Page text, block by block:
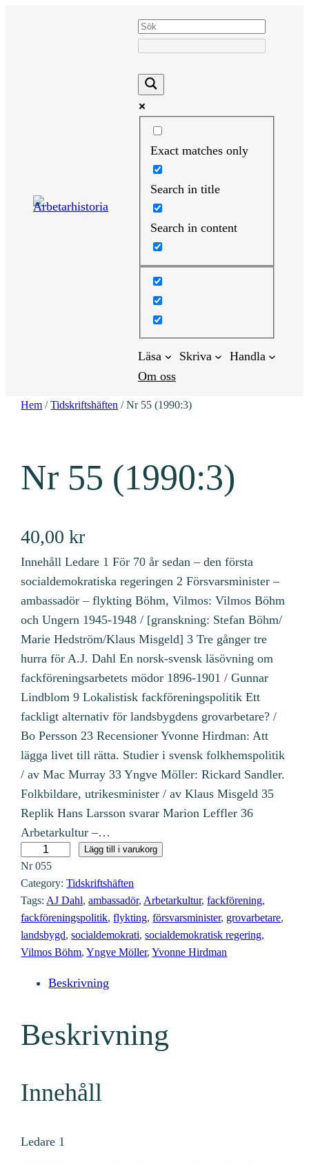
Exact matches only
Search in title
Search in content
Läsa Skriva
Handla
Om oss
Hem /Tidskriftshäften / Nr 55 (1990:3)
Nr 55 (1990:3)
40,00kr
Innehåll Ledare 1 För 70 år sedan – den första
socialdemokratiska regeringen 2 Försvarsminister –
ambassadör – flykting Böhm, Vilmos: Vilmos Böhm
och Ungern 1945-1948 / [granskning: Stefan Böhm/
Marie Hedström/Klaus Misgeld] 3 Tre gånger tre
hurra för A.J. Dahl En norsk-svensk läsövning om
fackföreningsarbetets mödor 1896-1901 / Gunnar
Lindblom 9 Lokalistisk fackföreningspolitik Ett
fackligt alternativ för landsbygdens grovarbetare? /
Bo Persson 23 Recensioner Yvonne Hirdman: Att
lägga livet till rätta. Studier i svensk folkhemspolitik
/ av Mac Murray 33 Yngve Möller: Rickard Sandler.
Folkbildare, utrikesminister / av Klaus Misgeld 35
Replik Hans Larsson svarar Marion Leffler 36
Arbetarkultur –…
r
5
5
(
1
:
3
m
ä
g
Lägg till i varukorg
Nr 055
Category:Tidskriftshäften
Tags: AJ Dahl, ambassadör, Arbetarkultur, fackförening
fackföreningspolitik, flykting, försvarsminister, grovarbetare
landsbygd, socialdemokrati, socialdemokratisk regering
Vilmos Böhm, Yngve Möller, Yvonne Hirdman
Beskrivning
Beskrivning
Innehåll
Ledare 1